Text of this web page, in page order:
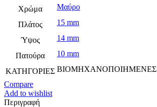
Χρώμα Μαύρο
Πλάτος 15 mm
Ύψος 14 mm
Πατούρα 10 mm
ΚΑΤΗΓΟΡΙΕΣ ΒΙΟΜΗΧΑΝΟΠΟΙΗΜΕΝΕΣ
Compare
Add to wishlist
Περιγραφή